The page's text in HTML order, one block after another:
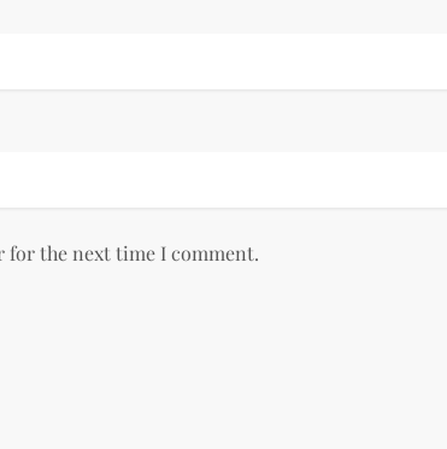
for the next time I comment.